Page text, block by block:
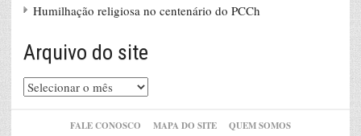
Humilhação religiosa no centenário do PCCh
Arquivo do site
Arquivo
do
FALE CONOSCO MAPA DO SITE QUEM SOMOS